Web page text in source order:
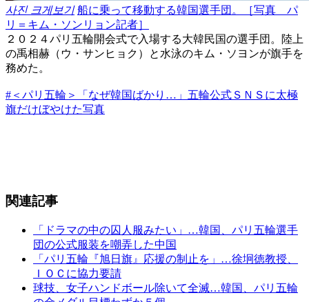
사진 크게보기 船に乗って移動する韓国選手団。［写真 パ
リ＝キム・ソンリョン記者］
２０２４パリ五輪開会式で入場する大韓民国の選手団。陸上
の禹相赫（ウ・サンヒョク）と水泳のキム・ソヨンが旗手を
務めた。
#＜パリ五輪＞「なぜ韓国ばかり…」五輪公式ＳＮＳに太極
旗だけぼやけた写真
関連記事
「ドラマの中の囚人服みたい」…韓国、パリ五輪選手
団の公式服装を嘲弄した中国
「パリ五輪『旭日旗』応援の制止を」…徐坰徳教授、
ＩＯＣに協力要請
球技、女子ハンドボール除いて全滅…韓国、パリ五輪